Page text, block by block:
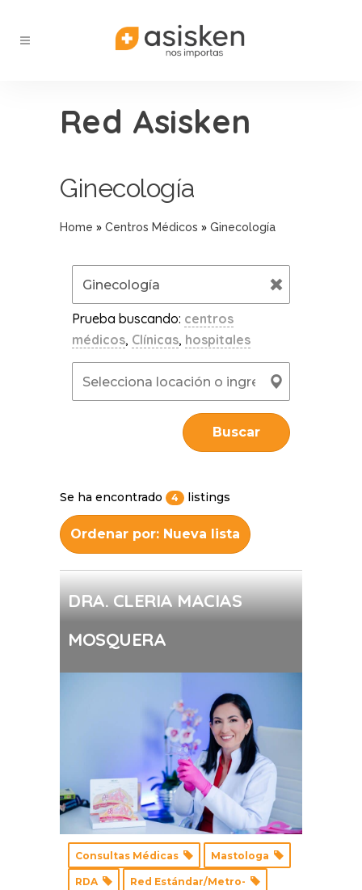
Red Asisken
Ginecología
Home » Centros Médicos » Ginecología
Prueba buscando: centros
médicos, Clínicas, hospitales
Buscar
Se ha encontrado 4 listings
Ordenar por: Nueva lista
DRA. CLERIA MACIAS
MOSQUERA
Consultas Médicas Mastologa
RDA Red Estándar/Metro-